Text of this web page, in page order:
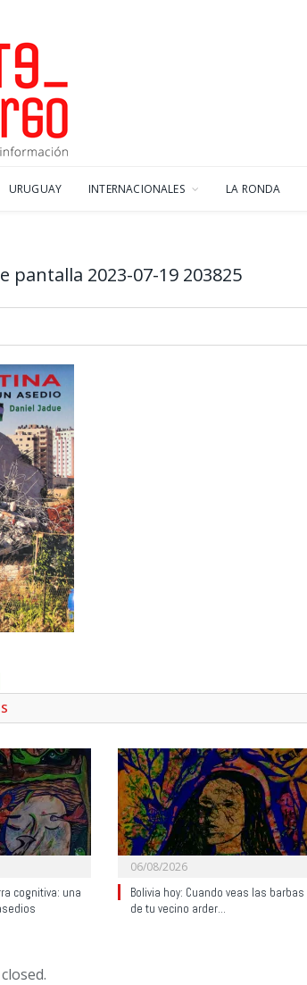
URUGUAY INTERNACIONALES LA RONDA
pantalla 2023-07-19 203825
cognitiva: una
06/08/2026
Bolivia hoy: Cuando veas las barbas
de tu vecino arder…